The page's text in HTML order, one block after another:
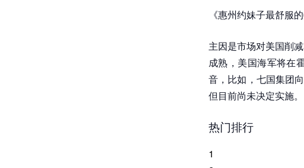
《惠州约妹子最舒服
主因是市场对美国削
成熟，美国海军将在
音，比如，七国集团
但目前尚未决定实施。
热门排行
1